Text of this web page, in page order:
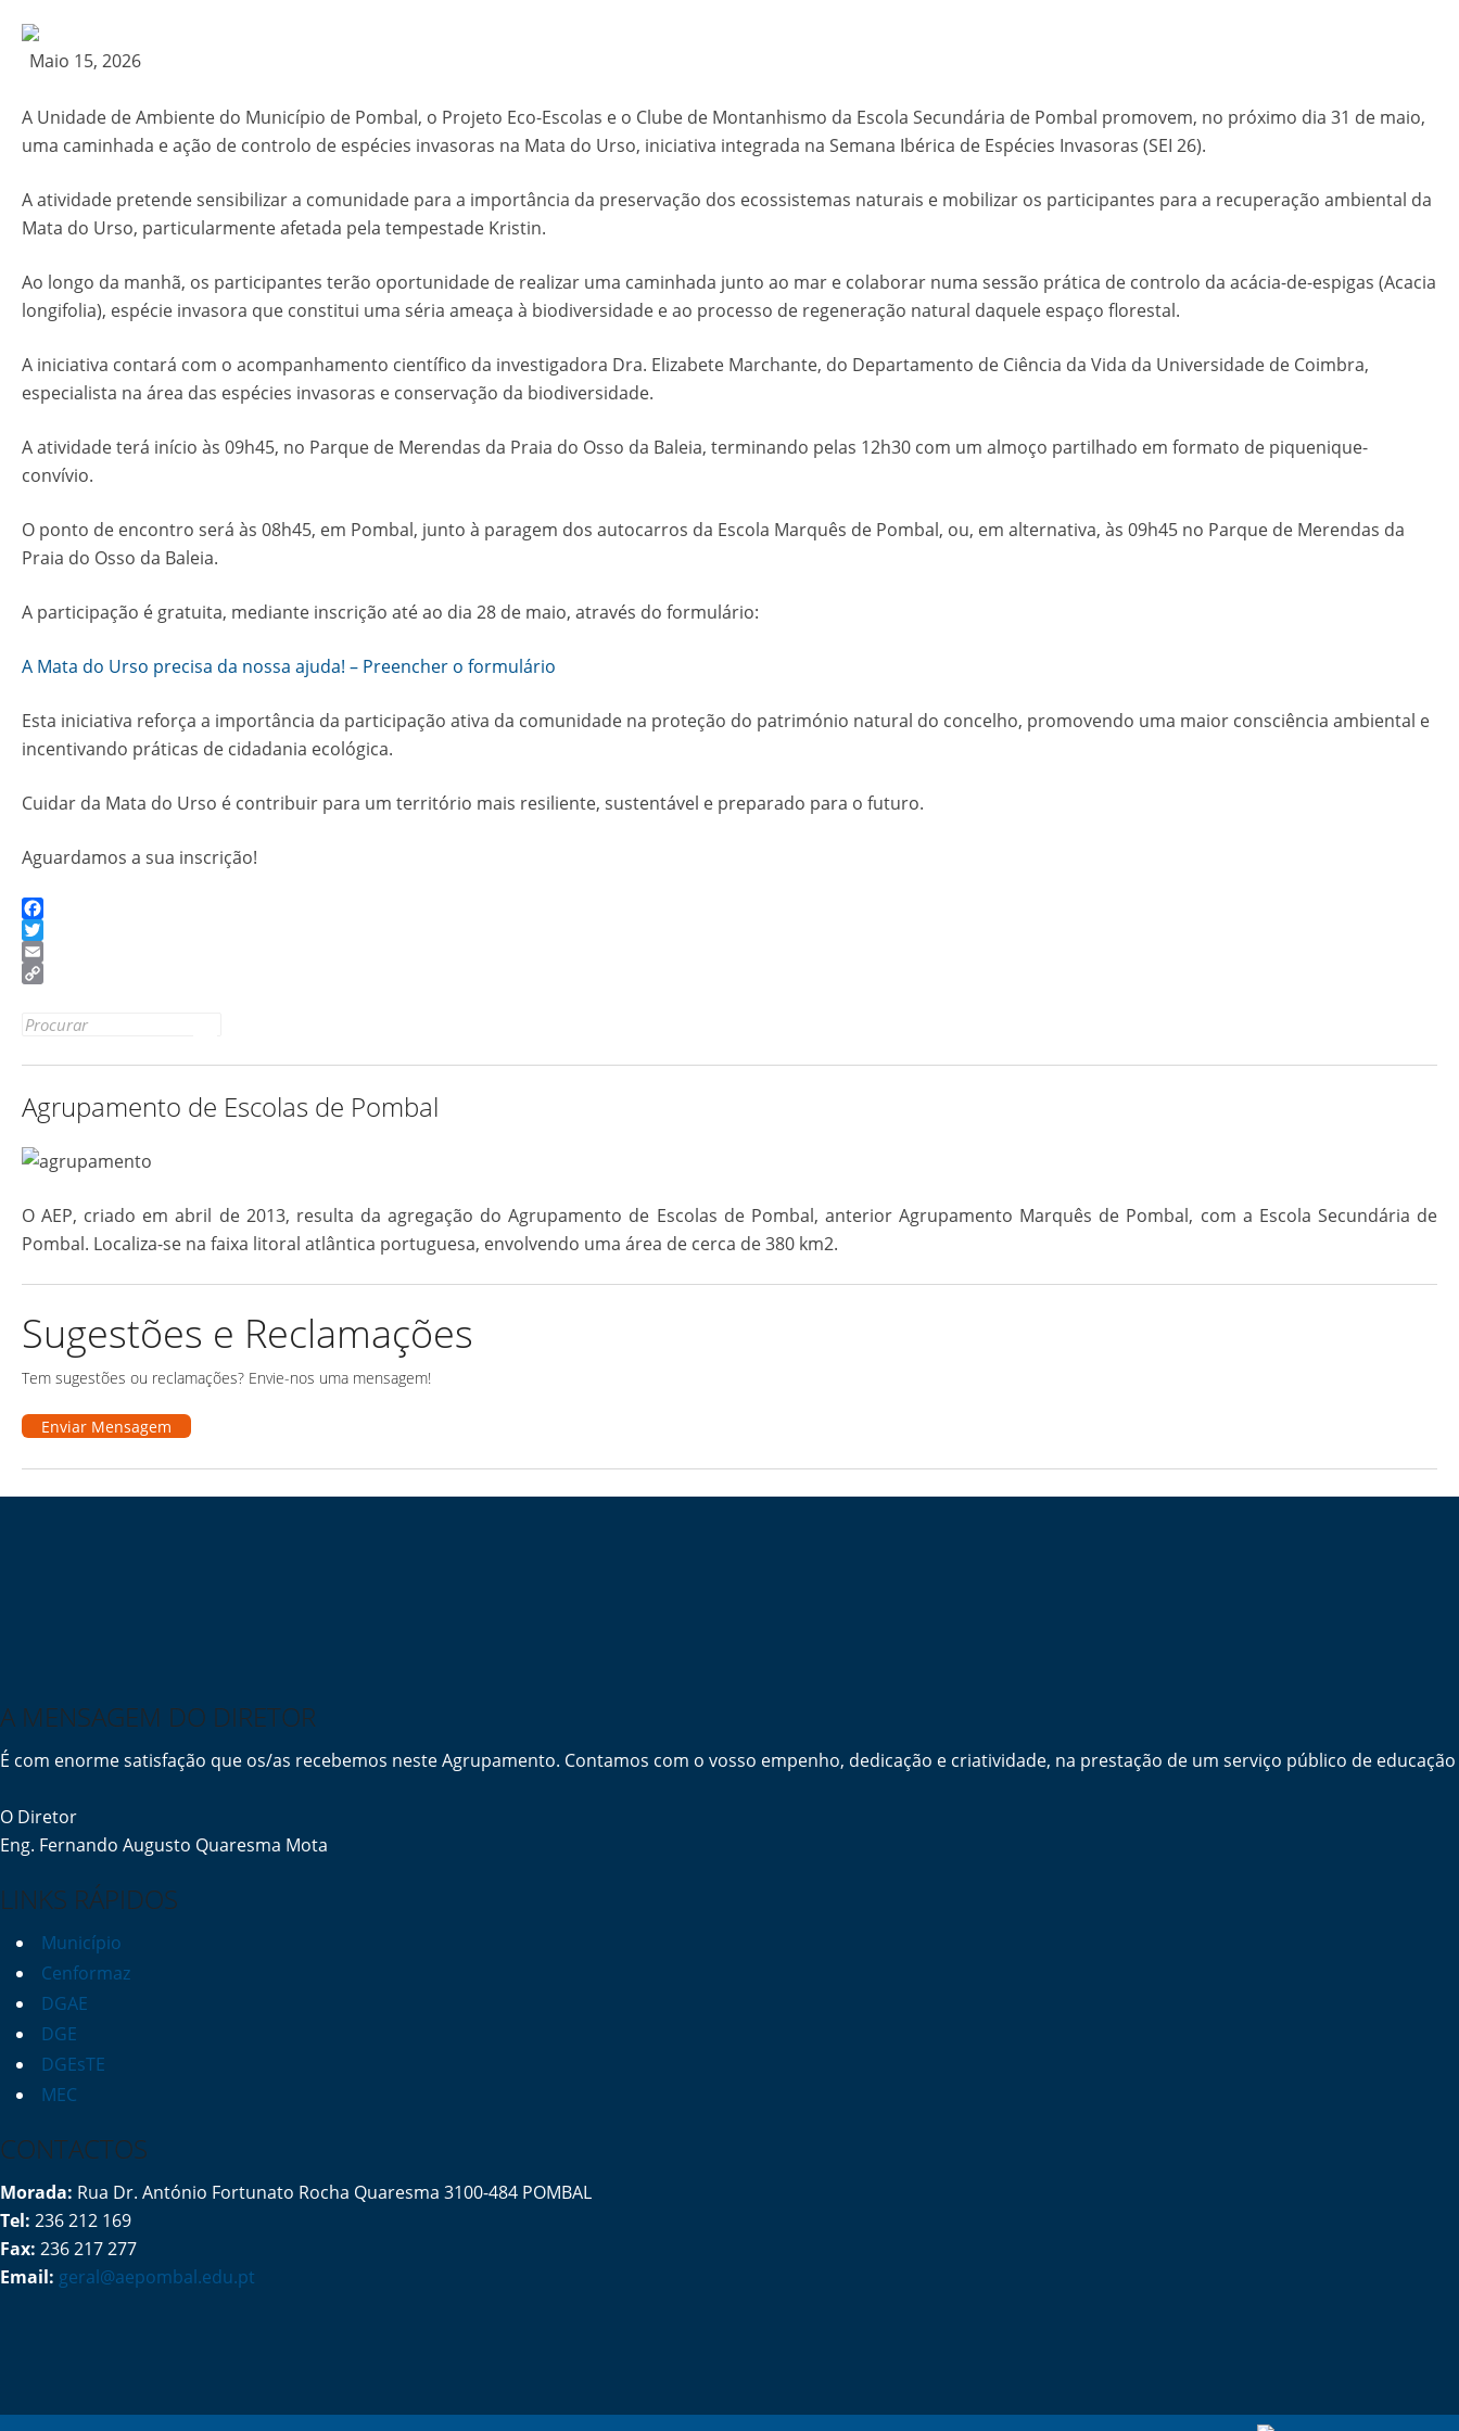
Maio 15, 2026
A Unidade de Ambiente do Município de Pombal, o Projeto Eco-Escolas e o Clube de Montanhismo da Escola Secundária de Pombal promovem, no próximo dia 31 de maio,
uma caminhada e ação de controlo de espécies invasoras na Mata do Urso, iniciativa integrada na Semana Ibérica de Espécies Invasoras (SEI 26).
A atividade pretende sensibilizar a comunidade para a importância da preservação dos ecossistemas naturais e mobilizar os participantes para a recuperação ambiental da
Mata do Urso, particularmente afetada pela tempestade Kristin.
Ao longo da manhã, os participantes terão oportunidade de realizar uma caminhada junto ao mar e colaborar numa sessão prática de controlo da acácia-de-espigas (Acacia
longifolia), espécie invasora que constitui uma séria ameaça à biodiversidade e ao processo de regeneração natural daquele espaço florestal.
A iniciativa contará com o acompanhamento científico da investigadora Dra. Elizabete Marchante, do Departamento de Ciência da Vida da Universidade de Coimbra,
especialista na área das espécies invasoras e conservação da biodiversidade.
A atividade terá início às 09h45, no Parque de Merendas da Praia do Osso da Baleia, terminando pelas 12h30 com um almoço partilhado em formato de piquenique-
convívio.
O ponto de encontro será às 08h45, em Pombal, junto à paragem dos autocarros da Escola Marquês de Pombal, ou, em alternativa, às 09h45 no Parque de Merendas da
Praia do Osso da Baleia.
A participação é gratuita, mediante inscrição até ao dia 28 de maio, através do formulário:
A Mata do Urso precisa da nossa ajuda! – Preencher o formulário
Esta iniciativa reforça a importância da participação ativa da comunidade na proteção do património natural do concelho, promovendo uma maior consciência ambiental e
incentivando práticas de cidadania ecológica.
Cuidar da Mata do Urso é contribuir para um território mais resiliente, sustentável e preparado para o futuro.
Aguardamos a sua inscrição!
Facebook
Twitter
Email
Link
Search
Agrupamento de Escolas de Pombal
O AEP, criado em abril de 2013, resulta da agregação do Agrupamento de Escolas de Pombal, anterior Agrupamento Marquês de Pombal, com a Escola Secundária de
Pombal. Localiza-se na faixa litoral atlântica portuguesa, envolvendo uma área de cerca de 380 km2.
Sugestões e Reclamações
Tem sugestões ou reclamações? Envie-nos uma mensagem!
Enviar Mensagem
A MENSAGEM DO DIRETOR
É com enorme satisfação que os/as recebemos neste Agrupamento. Contamos com o vosso empenho, dedicação e criatividade, na prestação de um serviço público de
O Diretor
Eng. Fernando Augusto Quaresma Mota
LINKS RÁPIDOS
Município
Cenformaz
DGAE
DGE
DGEsTE
MEC
CONTACTOS
Morada: Rua Dr. António Fortunato Rocha Quaresma 3100-484 POMBAL
Tel: 236 212 169
Fax: 236 217 277
Email: geral@aepombal.edu.pt